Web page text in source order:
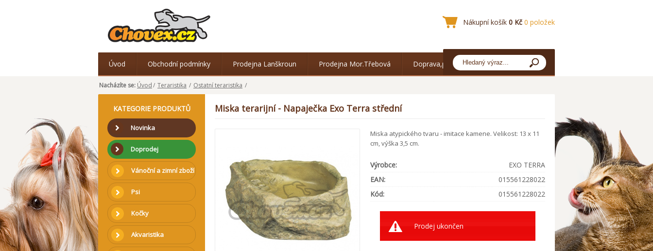
Nákupní košík 0 Kč 0 položek
Úvod Obchodní podmínky Prodejna Lanškroun Prodejna Mor.Třebová Doprava,platba
Nacházíte se: Úvod/ Teraristika / Ostatní teraristika /
KATEGORIE PRODUKTŮ
Novinka
Doprodej
Vánoční a zimní zboží
Psi
Kočky
Akvaristika
Miska terarijní - Napaječka Exo Terra střední
Miska atypického tvaru - imitace kamene. Velikost: 13 x 11
cm, výška 3,5 cm.
Výrobce:
EXO TERRA
EAN:
015561228022
Kód:
015561228022
Prodej ukončen